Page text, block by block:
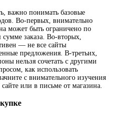
важно понимать базовые
Во-первых, внимательно
может быть ограничено по
заказа. Во-вторых,
— не все сайты
предложения. В-третьих,
нельзя сочетать с другими
как использовать
с внимательного изучения
или в письме от магазина.